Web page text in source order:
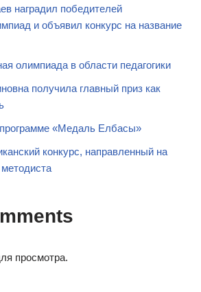
наградил победителей
и объявил конкурс на название
олимпиада в области педагогики
получила главный приз как
«Медаль Елбасы»
конкурс, направленный на
просмотра.